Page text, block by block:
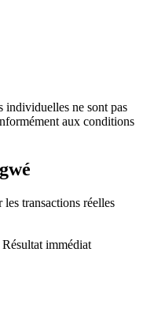
ne sont pas
aux conditions
transactions réelles
immédiat